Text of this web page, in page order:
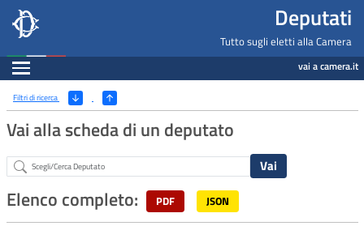
Deputati, Camera dei Deputati -
Salta al contenuto principale
Salta al menu di navigazione Deputati
Tutto sugli eletti alla Camera
Espandi vai a camera.it
Ricerca
Filtri di ricerca (Apri/Chiudi filtri)
Vai alla scheda di un deputato
Abstract
Elenco completo: PDF JSON
Navigazione pagine di servizio
Fine pagina
Salta al contenuto principale
Salta al menu di navigazione
Vai a inizio pagina